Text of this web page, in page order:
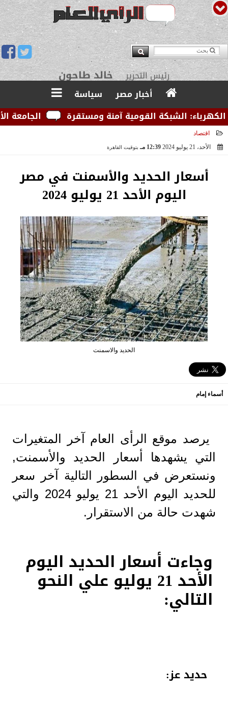
مدير التحرير يوسف قبودان
أخبار مصر
سياسة
الجامعة
الشبكة القومية آمنة ومستقرة
اقتصاد
الأحد، 21 يوليو 2024
12:39 مـ بتوقيت القاهرة
أسعار الحديد والأسمنت في مصر
اليوم الأحد 21 يوليو 2024
الحديد والاسمنت
أسماء إمام
يرصد موقع الرأى العام آخر المتغيرات
التي يشهدها أسعار الحديد والأسمنت,
ونستعرض في السطور التالية آخر سعر
للحديد اليوم الأحد 21 يوليو 2024 والتي
شهدت حالة من الاستقرار.
وجاءت أسعار الحديد اليوم
الأحد 21 يوليو علي النحو
التالي:
حديد عز: